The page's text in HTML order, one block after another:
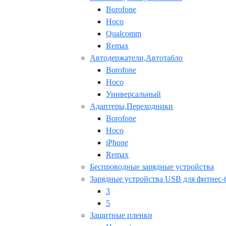
Borofone
Hoco
Qualcomm
Remax
Автодержатели,Автотабло
Borofone
Hoco
Универсальный
Адаптеры,Переходники
Borofone
Hoco
iPhone
Remax
Беспроводные зарядные устройства
Зарядные устройства USB для фитнес-
3
5
Защитные пленки